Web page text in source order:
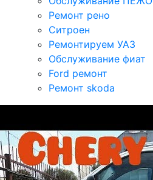
Ремонт рено
Ситроен
Ремонтируем УАЗ
Обслуживание фиат
Ford ремонт
Ремонт skoda